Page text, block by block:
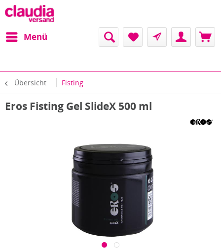
Menü
Übersicht Fisting
Eros Fisting Gel SlideX 500 ml